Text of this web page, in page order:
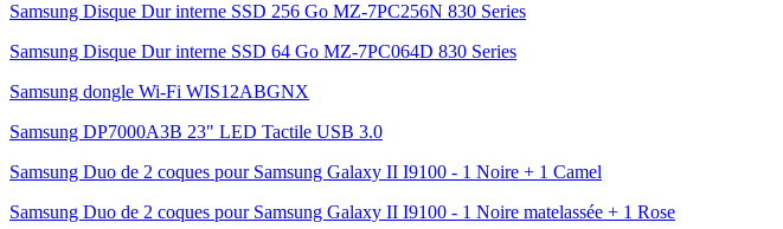
Samsung Disque Dur interne SSD 256 Go MZ-7PC256N 830 Series
Samsung Disque Dur interne SSD 64 Go MZ-7PC064D 830 Series
Samsung dongle Wi-Fi WIS12ABGNX
Samsung DP7000A3B 23" LED Tactile USB 3.0
Samsung Duo de 2 coques pour Samsung Galaxy II I9100 - 1 Noire + 1 Camel
Samsung Duo de 2 coques pour Samsung Galaxy II I9100 - 1 Noire matelassée + 1 Rose